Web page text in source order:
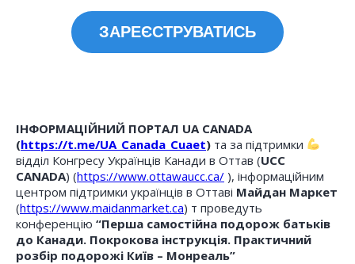
ЗАРЕЄСТРУВАТИСЬ
ІНФОРМАЦІЙНИЙ ПОРТАЛ UA CANADA
(https://t.me/UA_Canada_Cuaet) та за підтримки
відділ Конгресу Українців Канади в Оттав (UCC
CANADA) (https://www.ottawaucc.ca/ ), інформаційним
центром підтримки українців в Оттаві Майдан Маркет
(https://www.maidanmarket.ca) т проведуть
конференцію “Перша самостійна подорож батьків
до Канади. Покрокова інструкція. Практичний
розбір подорожі Київ – Монреаль”